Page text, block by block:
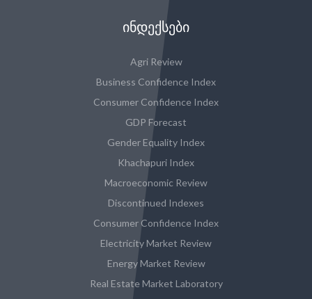
ᲘᲜᲓᲔᲥᲡᲔᲑᲘ
Agri Review
Business Confidence Index
Consumer Confidence Index
GDP Forecast
Gender Equality Index
Khachapuri Index
Macroeconomic Review
Discontinued Indexes
Consumer Confidence Index
Electricity Market Review
Energy Market Review
Real Estate Market Laboratory